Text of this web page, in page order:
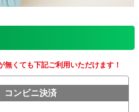
無くても下記ご利用いただけます！
コンビニ決済